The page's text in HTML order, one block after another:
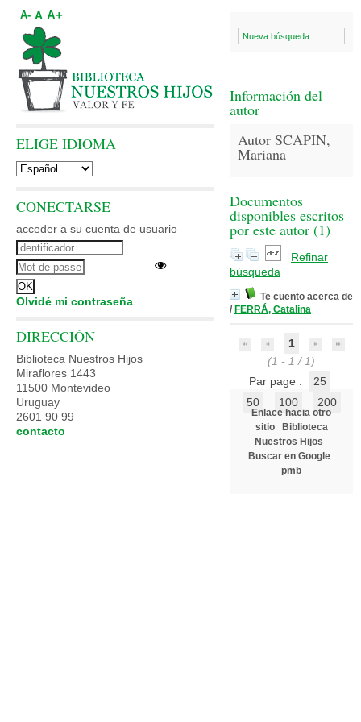
Nueva búsqueda
Información del
autor
Autor SCAPIN,
Mariana
Documentos
disponibles escritos
por este autor (1)
Refinar
búsqueda
Te cuento acerca de
/ FERRÁ, Catalina
1
(1 - 1 / 1)
Par page :
25
50
100 200
Enlace hacia otro
sitio
Biblioteca
Nuestros Hijos
Buscar en Google
pmb
A- A A+
ELIGE IDIOMA
CONECTARSE
acceder a su cuenta de usuario
Olvidé mi contraseña
DIRECCIÓN
Biblioteca Nuestros Hijos
Miraflores 1443
11500 Montevideo
Uruguay
2601 90 99
contacto